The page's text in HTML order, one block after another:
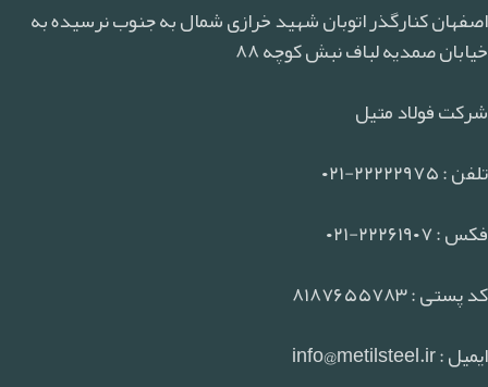
اصفهان کنارگذر اتوبان شهید خرازی شمال به جنوب نرسیده به
خیابان صمدیه لباف نبش کوچه ۸۸
شرکت فولاد متیل
تلفن : ۲۲۲۲۲۹۷۵-۰۲۱
فکس : ۲۲۲۶۱۹۰۷-۰۲۱
کد پستی : ۸۱۸۷۶۵۵۷۸۳
ایمیل : info@metilsteel.ir